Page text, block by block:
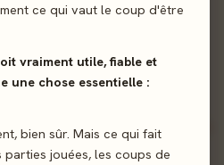
ce qui vaut le coup d'être
vraiment utile, fiable et
une chose essentielle :
bien sûr. Mais ce qui fait
jouées, les coups de
Dungeons & Dragons 5 : Les Royaumes Oubliés - Aventures à Faerûn